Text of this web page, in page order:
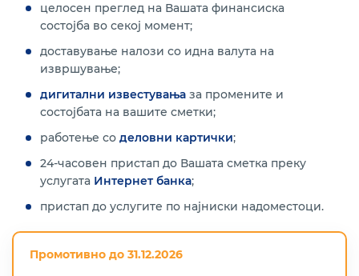
целосен преглед на Вашата финансиска
состојба во секој момент;
доставување налози со идна валута на
извршување;
дигитални известувања за промените и
состојбата на вашите сметки;
работење со деловни картички;
24-часовен пристап до Вашата сметка преку
услугата Интернет банка;
пристап до услугите по најниски надоместоци.
Промотивно до 31.12.2026